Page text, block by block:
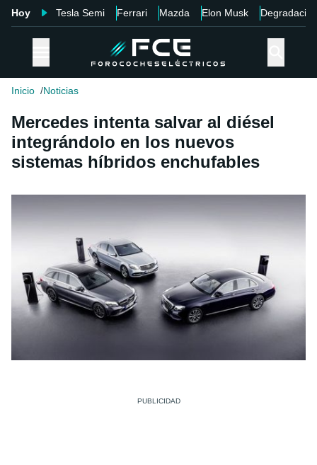
Hoy Tesla Semi Ferrari Mazda Elon Musk Degradación
Inicio Noticias
Mercedes intenta salvar al diésel
integrándolo en los nuevos
sistemas híbridos enchufables